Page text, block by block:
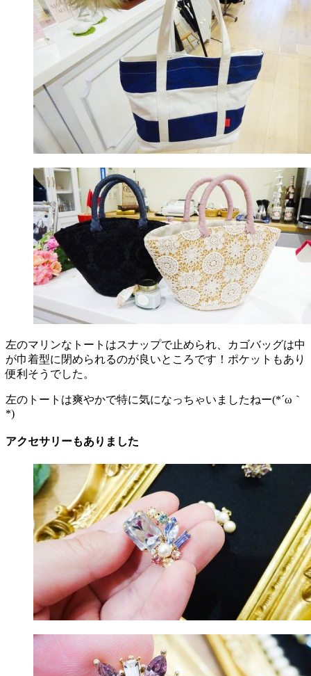
左のマリンなトートはスナップで止められ、カゴバッグは中
が巾着型に閉められるのが良いところです！ポケットもあり
便利そうでした。
左のトートは爽やかで特に気になっちゃいましたねー(*´ω｀
*)
アクセサリーもありました